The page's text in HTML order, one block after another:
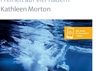
Kathleen Morton